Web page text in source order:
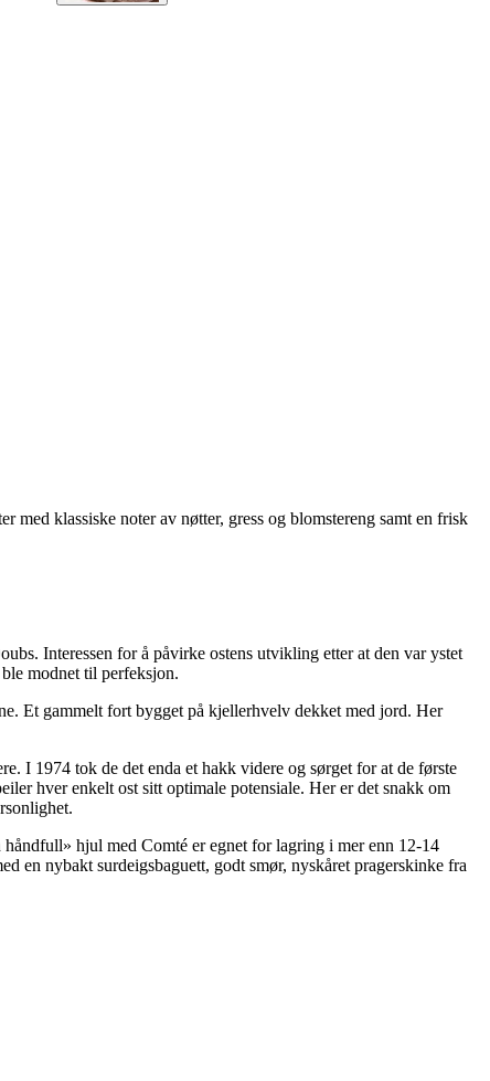
klassiske noter av nøtter, gress og blomstereng samt en frisk
Interessen for å påvirke ostens utvikling etter at den var ystet
modnet til perfeksjon.
Et gammelt fort bygget på kjellerhvelv dekket med jord. Her
I 1974 tok de det enda et hakk videre og sørget for at de første
hver enkelt ost sitt optimale potensiale. Her er det snakk om
hjul med Comté er egnet for lagring i mer enn 12-14
en nybakt surdeigsbaguett, godt smør, nyskåret pragerskinke fra